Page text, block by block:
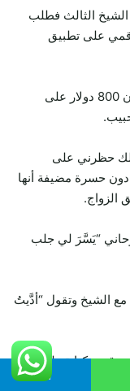
الشيخ الثالث فطلب
رقمي على تطبيق
“تعرضتُ للنصب من طرق شيخ أعطيته عربون 800 دولار على
حظرني على
حسرة مضيفة أنها
الزواج.
“يَسَّرَ لي جلب
مع الشيخ وتقول “أدَّيتُ
قوم بكتابة طلاسم